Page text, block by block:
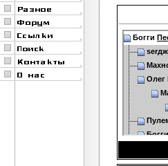
Богги
serдж
Олег
Богги
Богги